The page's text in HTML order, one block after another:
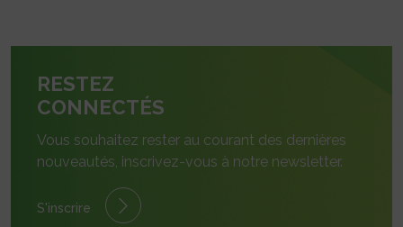
RESTEZ
CONNECTÉS
Vous souhaitez rester au courant des dernières
nouveautés, inscrivez-vous à notre newsletter.
S'inscrire